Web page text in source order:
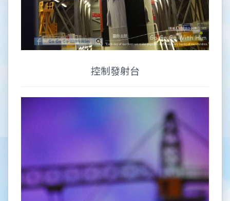
控制發射台